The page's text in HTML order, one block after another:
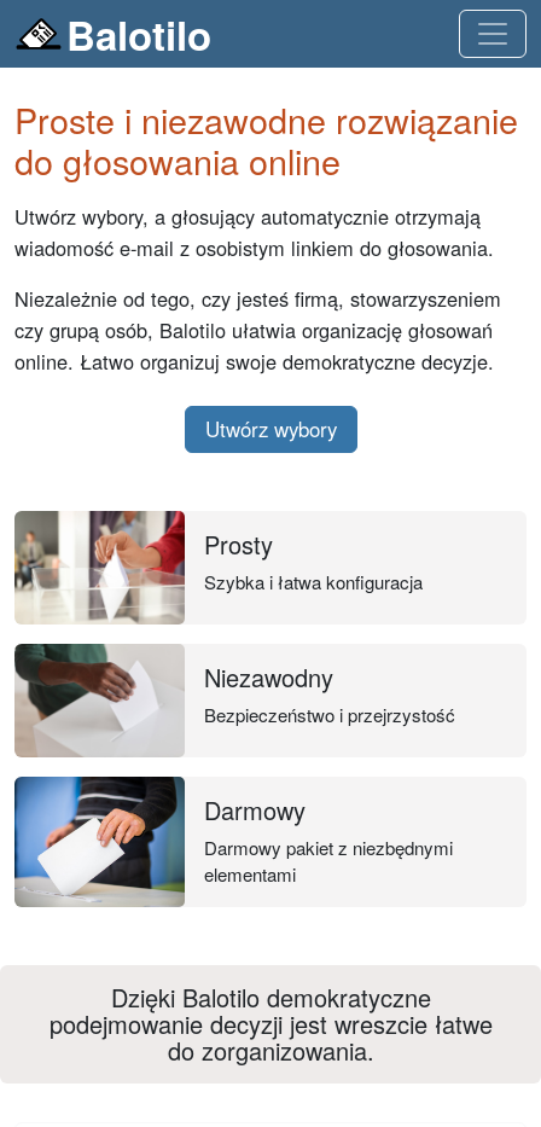
Balotilo
Proste i niezawodne rozwiązanie
do głosowania online
Utwórz wybory, a głosujący automatycznie otrzymają
wiadomość e-mail z osobistym linkiem do głosowania.
Niezależnie od tego, czy jesteś firmą, stowarzyszeniem
czy grupą osób, Balotilo ułatwia organizację głosowań
online. Łatwo organizuj swoje demokratyczne decyzje.
Utwórz wybory
Prosty
Szybka i łatwa konfiguracja
Niezawodny
Bezpieczeństwo i przejrzystość
Darmowy
Darmowy pakiet z niezbędnymi
elementami
Dzięki Balotilo demokratyczne
podejmowanie decyzji jest wreszcie łatwe
do zorganizowania.